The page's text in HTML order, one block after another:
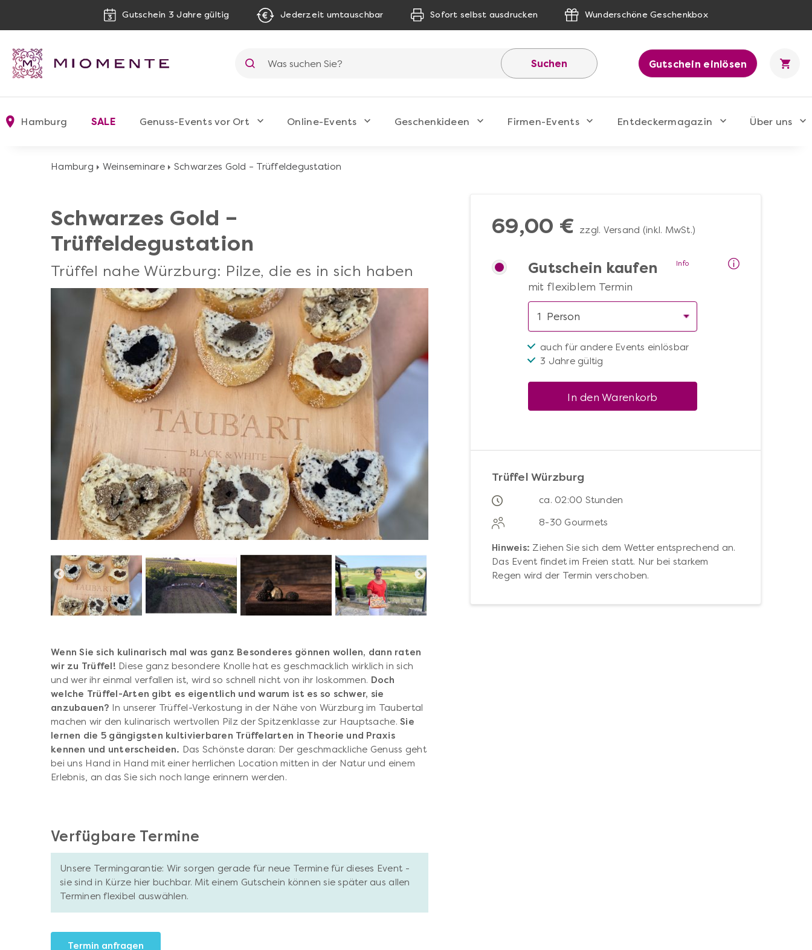
Gutschein 3 Jahre gültig Jederzeit umtauschbar Sofort selbst ausdrucken Wunderschöne Geschenkbox
Suchen Gutschein einlösen
Hamburg SALE Genuss-Events vor Ort Online-Events Geschenkideen Firmen-Events Entdeckermagazin Über uns
Hamburg Weinseminare Schwarzes Gold – Trüffeldegustation
Schwarzes Gold –
Trüffeldegustation
Trüffel nahe Würzburg: Pilze, die es in sich haben
Wenn Sie sich kulinarisch mal was ganz Besonderes gönnen wollen, dann raten
wir zu Trüffel! Diese ganz besondere Knolle hat es geschmacklich wirklich in sich
und wer ihr einmal verfallen ist, wird so schnell nicht von ihr loskommen. Doch
welche Trüffel-Arten gibt es eigentlich und warum ist es so schwer, sie
anzubauen? In unserer Trüffel-Verkostung in der Nähe von Würzburg im Taubertal
machen wir den kulinarisch wertvollen Pilz der Spitzenklasse zur Hauptsache.Sie
lernen die 5 gängigsten kultivierbaren Trüffelarten in Theorie und Praxis
kennen und unterscheiden. Das Schönste daran: Der geschmackliche Genuss geht
bei uns Hand in Hand mit einer herrlichen Location mitten in der Natur und einem
Erlebnis, an das Sie sich noch lange erinnern werden.
Verfügbare Termine
Unsere Termingarantie: Wir sorgen gerade für neue Termine für dieses Event -
sie sind in Kürze hier buchbar. Mit einem Gutschein können sie später aus allen
Terminen flexibel auswählen.
Termin anfragen
69,00 € zzgl. Versand (inkl. MwSt.)
Gutschein kaufen
mit flexiblem Termin
auch für andere Events einlösbar
3 Jahre gültig
In den Warenkorb
Info
Trüffel Würzburg
ca. 02:00 Stunden
8-30 Gourmets
Hinweis: Ziehen Sie sich dem Wetter entsprechend an.
Das Event findet im Freien statt. Nur bei starkem
Regen wird der Termin verschoben.